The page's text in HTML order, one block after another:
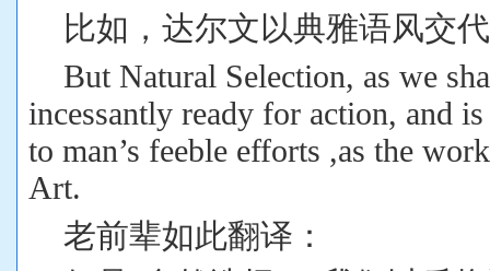
比如，达尔文以典雅语风交
But Natural Selection, as we
incessantly ready for action, and
to man’s feeble efforts ,as the
Art.
老前辈如此翻译：